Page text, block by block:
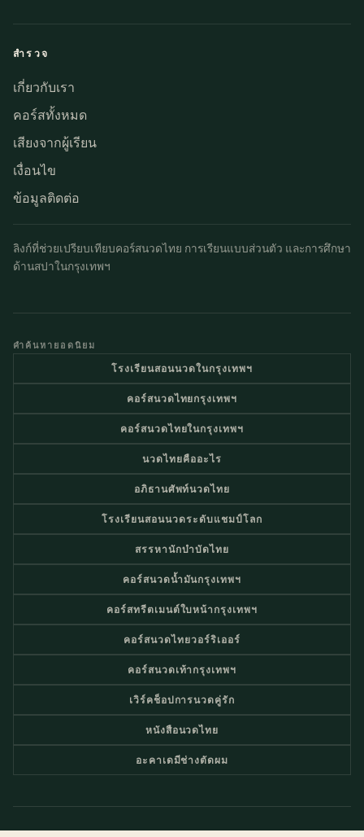
สำรวจ
เกี่ยวกับเรา
คอร์สทั้งหมด
เสียงจากผู้เรียน
เงื่อนไข
ข้อมูลติดต่อ
ลิงก์ที่ช่วยเปรียบเทียบคอร์สนวดไทย การเรียนแบบส่วนตัว และการศึกษา
ด้านสปาในกรุงเทพฯ
คำค้นหายอดนิยม
โรงเรียนสอนนวดในกรุงเทพฯ
คอร์สนวดไทยกรุงเทพฯ
คอร์สนวดไทยในกรุงเทพฯ
นวดไทยคืออะไร
อภิธานศัพท์นวดไทย
โรงเรียนสอนนวดระดับแชมป์โลก
สรรหานักบำบัดไทย
คอร์สนวดน้ำมันกรุงเทพฯ
คอร์สทรีตเมนต์ใบหน้ากรุงเทพฯ
คอร์สนวดไทยวอร์ริเออร์
คอร์สนวดเท้ากรุงเทพฯ
เวิร์คช็อปการนวดคู่รัก
หนังสือนวดไทย
อะคาเดมีช่างตัดผม